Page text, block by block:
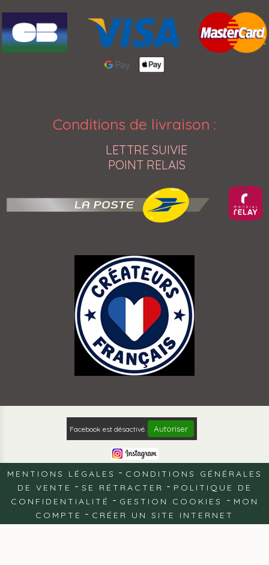
Conditions de livraison :
LETTRE SUIVIE
POINT RELAIS
Facebook est désactivé. Autoriser
MENTIONS LÉGALES
CONDITIONS GÉNÉRALES
DE VENTE
SE RÉTRACTER
POLITIQUE DE
CONFIDENTIALITÉ
GESTION COOKIES
MON
COMPTE
CRÉER UN SITE INTERNET